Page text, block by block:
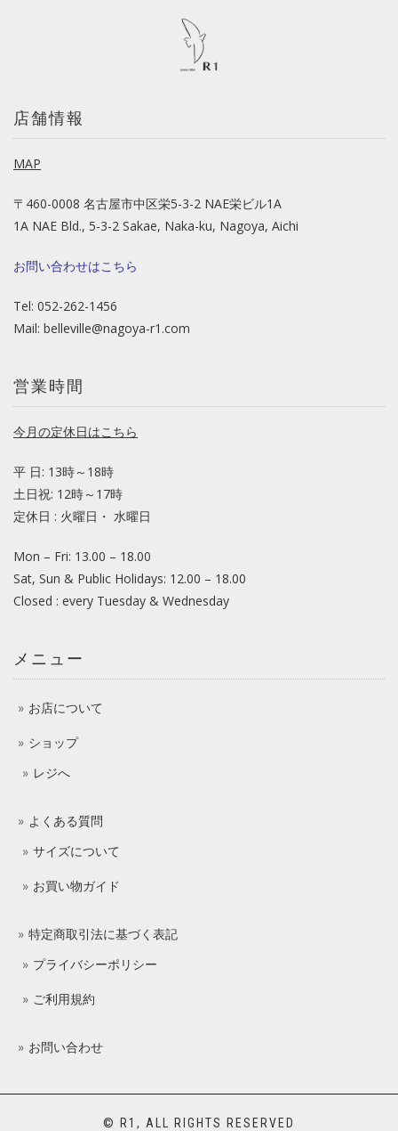
店舗情報
MAP
〒460-0008 名古屋市中区栄5-3-2 NAE栄ビル1A
1A NAE Bld., 5-3-2 Sakae, Naka-ku, Nagoya, Aichi
お問い合わせはこちら
Tel: 052-262-1456
Mail: belleville@nagoya-r1.com
営業時間
今月の定休日はこちら
平 日: 13時～18時
土日祝: 12時～17時
定休日 : 火曜日・ 水曜日
Mon – Fri: 13.00 – 18.00
Sat, Sun & Public Holidays: 12.00 – 18.00
Closed : every Tuesday & Wednesday
メニュー
お店について
ショップ
レジへ
よくある質問
サイズについて
お買い物ガイド
特定商取引法に基づく表記
プライバシーポリシー
ご利用規約
お問い合わせ
© R1, ALL RIGHTS RESERVED